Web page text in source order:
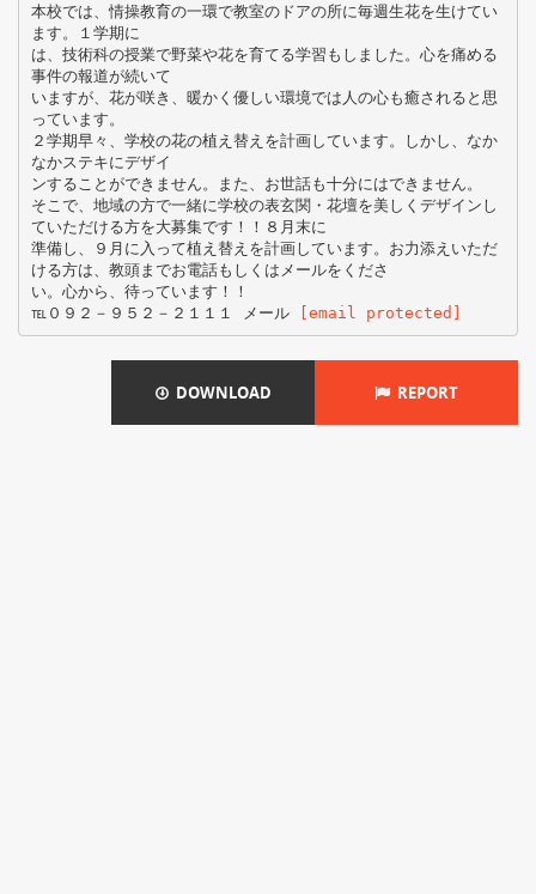
本校では、情操教育の一環で教室のドアの所に毎週生花を生けてい
ます。１学期に
は、技術科の授業で野菜や花を育てる学習もしました。心を痛める
事件の報道が続いて
いますが、花が咲き、暖かく優しい環境では人の心も癒されると思
っています。
２学期早々、学校の花の植え替えを計画しています。しかし、なか
なかステキにデザイ
ンすることができません。また、お世話も十分にはできません。
そこで、地域の方で一緒に学校の表玄関・花壇を美しくデザインし
ていただける方を大募集です！！８月末に
準備し、９月に入って植え替えを計画しています。お力添えいただ
ける方は、教頭までお電話もしくはメールをくださ
い。心から、待っています！！
℡０９２－９５２－２１１１ メール
[email protected]
DOWNLOAD REPORT